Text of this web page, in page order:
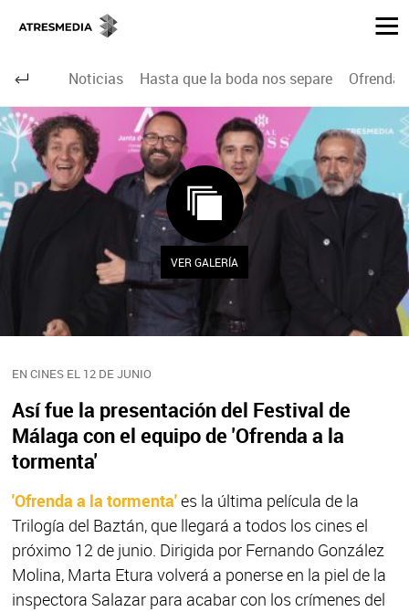
Noticias Hasta que la boda nos separe Ofrenda
EN CINES EL 12 DE JUNIO
Así fue la presentación del Festival de
Málaga con el equipo de 'Ofrenda a la
tormenta'
'Ofrenda a la tormenta'es la última película de la
Trilogía del Baztán, que llegará a todos los cines el
próximo 12 de junio. Dirigida por Fernando González
Molina, Marta Etura volverá a ponerse en la piel de la
inspectora Salazar para acabar con los crímenes del
VER GALERÍA